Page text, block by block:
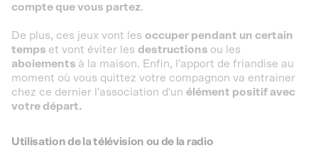
compte que vous partez.
De plus, ces jeux vont les occuper pendant un certain
temps et vont éviter les destructions ou les
aboiements à la maison. Enfin, l'apport de friandise au
moment où vous quittez votre compagnon va entrainer
chez ce dernier l'association d'un élément positif avec
votre départ.
Utilisation de la télévision ou de la radio